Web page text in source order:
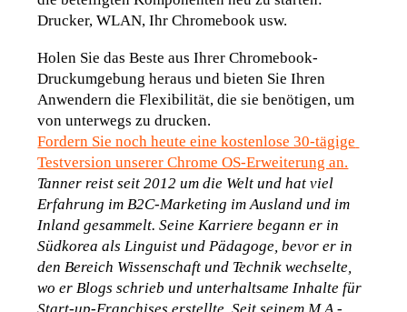
Drucker, WLAN, Ihr Chromebook usw.
Holen Sie das Beste aus Ihrer Chromebook-
Druckumgebung heraus und bieten Sie Ihren
Anwendern die Flexibilität, die sie benötigen, um
von unterwegs zu drucken.
Fordern Sie noch heute eine kostenlose 30-tägige
Testversion unserer Chrome OS-Erweiterung an.
Tanner reist seit 2012 um die Welt und hat viel
Erfahrung im B2C-Marketing im Ausland und im
Inland gesammelt. Seine Karriere begann er in
Südkorea als Linguist und Pädagoge, bevor er in
den Bereich Wissenschaft und Technik wechselte,
wo er Blogs schrieb und unterhaltsame Inhalte für